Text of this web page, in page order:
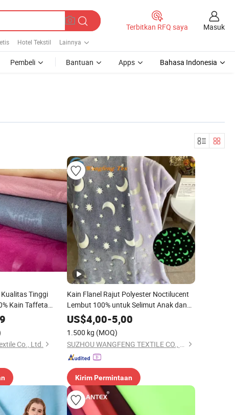
Hotel Tekstil Lainnya
Terbitkan RFQ saya Masuk
Pembeli Bantuan Apps Bahasa Indonesia
Tinggi
Kain Taffeta
Halus
/Kain Pakaian
Co., Ltd.
Kain Flanel Rajut Polyester Noctilucent
Lembut 100% untuk Selimut Anak dan
Tekstil Rumah
US$4,00-5,00
1.500 kg (MOQ)
SUZHOU WANGFENG TEXTILE CO., LTD.
Kirim Permintaan